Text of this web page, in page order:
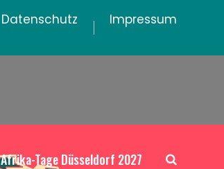
Datenschutz Impressum
Afrika-Tage Düsseldorf 2027